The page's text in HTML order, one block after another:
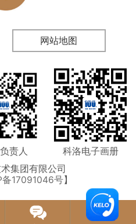
网站地图
责人
科洛电子画册
集团有限公司
备17091046号】